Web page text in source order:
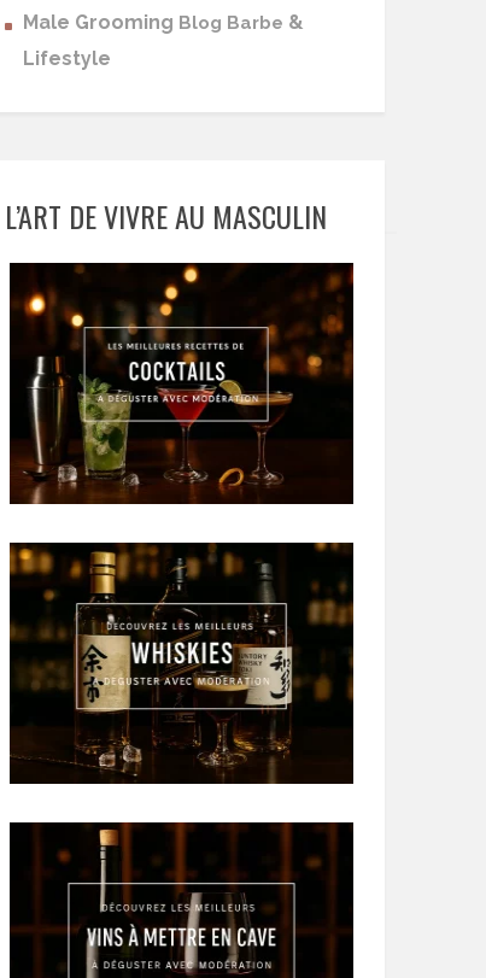
Male Grooming Blog Barbe &
Lifestyle
L’ART DE VIVRE AU MASCULIN